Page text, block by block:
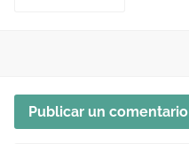
Publicar un comentario